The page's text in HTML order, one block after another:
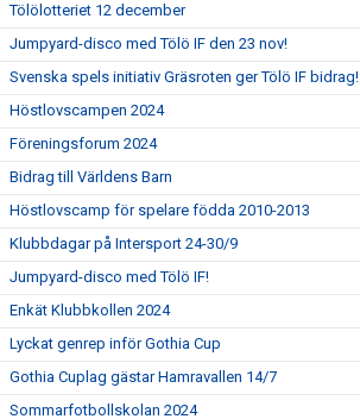
Tölölotteriet 12 december
Jumpyard-disco med Tölö IF den 23 nov!
Svenska spels initiativ Gräsroten ger Tölö IF bidrag!
Höstlovscampen 2024
Föreningsforum 2024
Bidrag till Världens Barn
Höstlovscamp för spelare födda 2010-2013
Klubbdagar på Intersport 24-30/9
Jumpyard-disco med Tölö IF!
Enkät Klubbkollen 2024
Lyckat genrep inför Gothia Cup
Gothia Cuplag gästar Hamravallen 14/7
Sommarfotbollskolan 2024